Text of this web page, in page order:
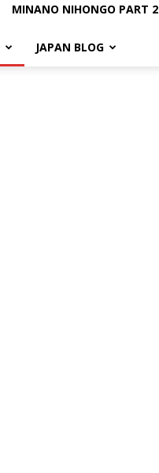
MINANO NIHONGO PART 2
JAPAN BLOG